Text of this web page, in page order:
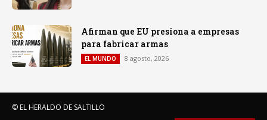
Afirman que EU presiona a empresas
para fabricar armas
EL MUNDO 8 agosto, 2026
© EL HERALDO DE SALTILLO